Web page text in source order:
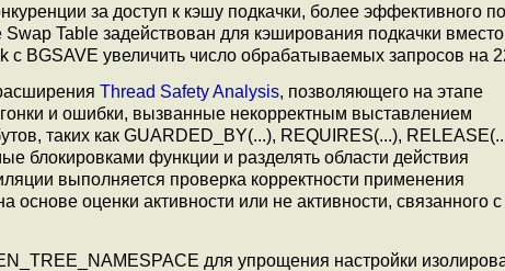
за доступ к кэшу подкачки, более эффективного
Table задействован для кэширования подкачки вместо
с BGSAVE увеличить число обрабатываемых запросов на
Thread Safety Analysis, позволяющего на этапе
и ошибки, вызванные некорректным выставлением
таких как GUARDED_BY(...), REQUIRES(...),
блокировками функции и разделять области действия
выполняется проверка корректности применения
основе оценки активности или не активности, связанного
для упрощения настройки